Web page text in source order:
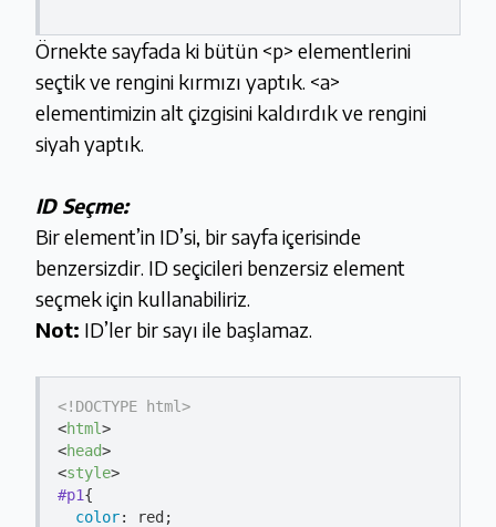
Örnekte sayfada ki bütün <p> elementlerini
seçtik ve rengini kırmızı yaptık. <a>
elementimizin alt çizgisini kaldırdık ve rengini
siyah yaptık.
ID Seçme:
Bir element’in ID’si, bir sayfa içerisinde
benzersizdir. ID seçicileri benzersiz element
seçmek için kullanabiliriz.
Not: ID’ler bir sayı ile başlamaz.
<!DOCTYPE html>
<html>
<head>
<style>
#p1{
color: red;